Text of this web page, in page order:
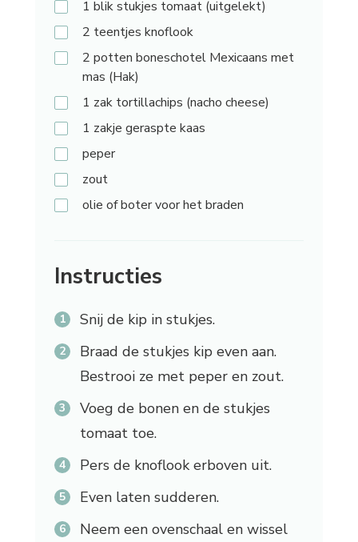
1 blik stukjes tomaat (uitgelekt)
2 teentjes knoflook
2 potten boneschotel Mexicaans met
mas (Hak)
1 zak tortillachips (nacho cheese)
1 zakje geraspte kaas
peper
zout
olie of boter voor het braden
Instructies
Snij de kip in stukjes.
Braad de stukjes kip even aan.
Bestrooi ze met peper en zout.
Voeg de bonen en de stukjes
tomaat toe.
Pers de knoflook erboven uit.
Even laten sudderen.
Neem een ovenschaal en wissel